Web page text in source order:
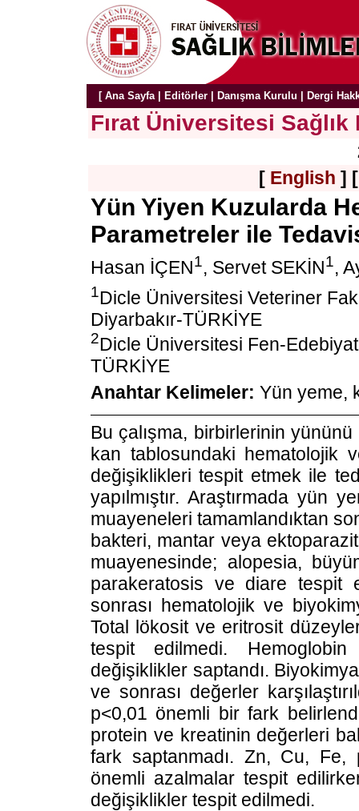
[ Ana Sayfa| Editörler| Danışma Kurulu Dergi
Fırat Üniversitesi
[ English ]
Yün Yiyen Kuzularda
Parametreler ile
Hasan İÇEN1, Servet SEKİN1,
1Dicle Üniversitesi Veteriner
Diyarbakır-TÜRKİYE
2Dicle Üniversitesi Fen-
TÜRKİYE
Anahtar Kelimeler: Yün yeme,
Bu çalışma, birbirlerinin
kan tablosundaki hematolojik
değişiklikleri tespit etmek ile
yapılmıştır. Araştırmada yün
muayeneleri tamamlandıktan
bakteri, mantar veya
muayenesinde; alopesia,
parakeratosis ve diare tespit
sonrası hematolojik ve
Total lökosit ve eritrosit
tespit edilmedi.
değişiklikler saptandı.
ve sonrası değerler
p<0,01 önemli bir fark
protein ve kreatinin değerleri
fark saptanmadı. Zn, Cu, Fe,
önemli azalmalar tespit
değişiklikler tespit edilmedi.